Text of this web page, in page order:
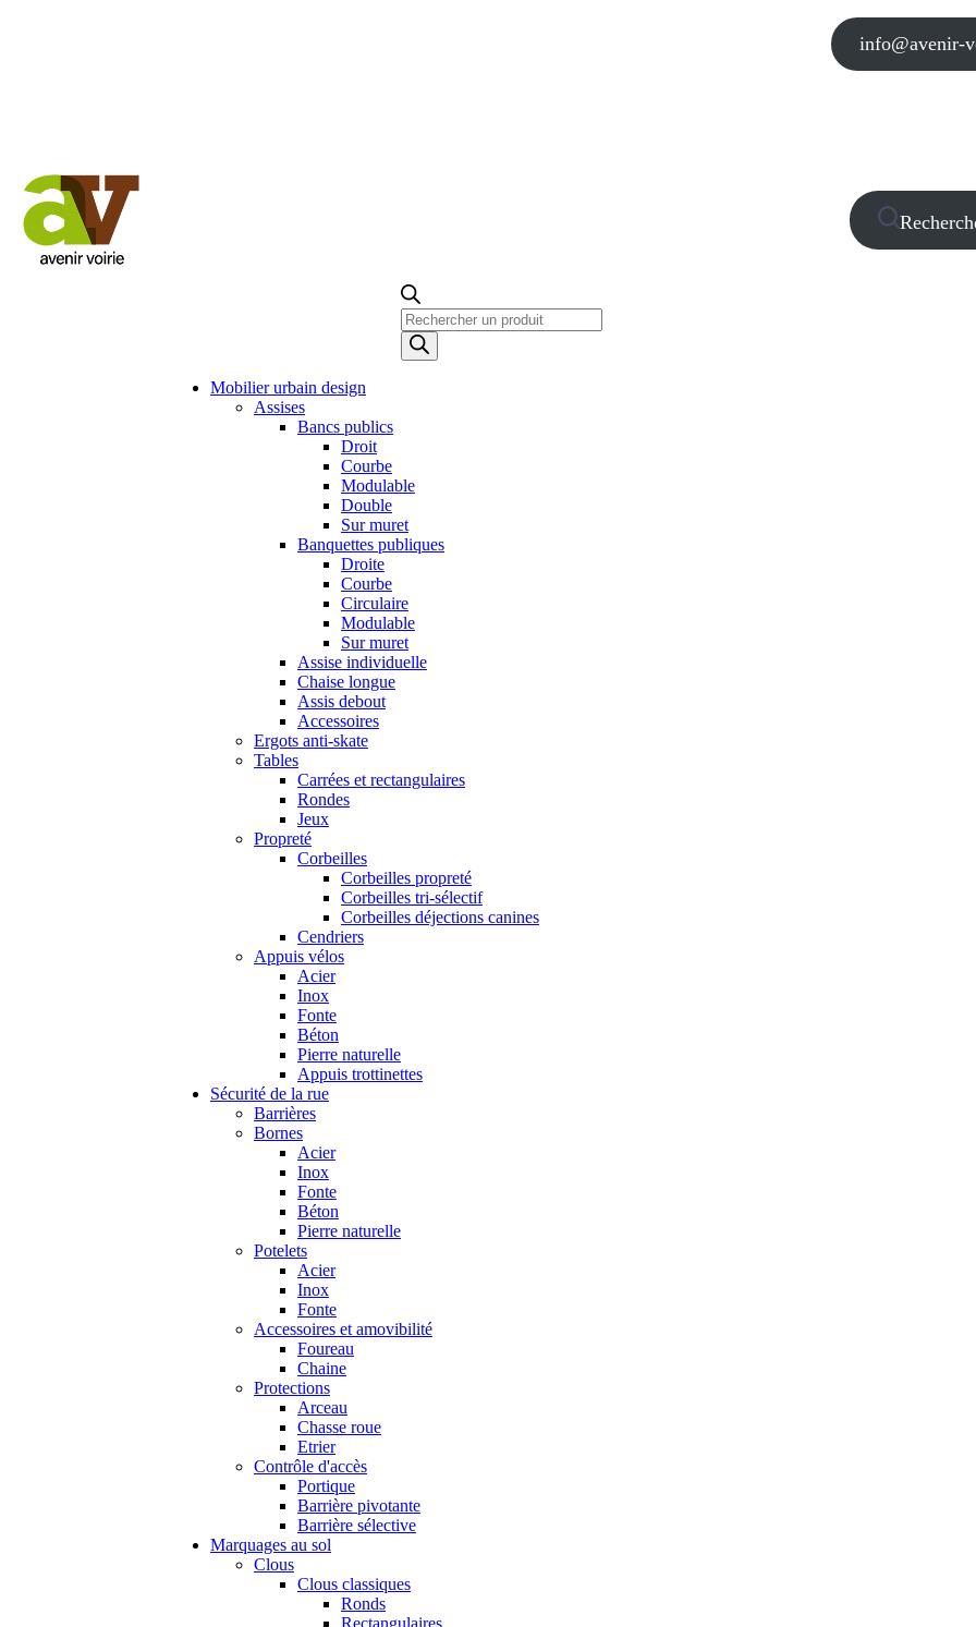
info@avenir-
Recherche
de
produits
Mobilier urbain design
Assises
Bancs publics
Droit
Courbe
Modulable
Double
Sur muret
Banquettes publiques
Droite
Courbe
Circulaire
Modulable
Sur muret
Assise individuelle
Chaise longue
Assis debout
Accessoires
Ergots anti-skate
Tables
Carrées et rectangulaires
Rondes
Jeux
Propreté
Corbeilles
Corbeilles propreté
Corbeilles tri-sélectif
Corbeilles déjections canines
Cendriers
Appuis vélos
Acier
Inox
Fonte
Béton
Pierre naturelle
Appuis trottinettes
Sécurité de la rue
Barrières
Bornes
Acier
Inox
Fonte
Béton
Pierre naturelle
Potelets
Acier
Inox
Fonte
Accessoires et amovibilité
Foureau
Chaine
Protections
Arceau
Chasse roue
Etrier
Contrôle d'accès
Portique
Barrière pivotante
Barrière sélective
Marquages au sol
Clous
Clous classiques
Ronds
Rectangulaires